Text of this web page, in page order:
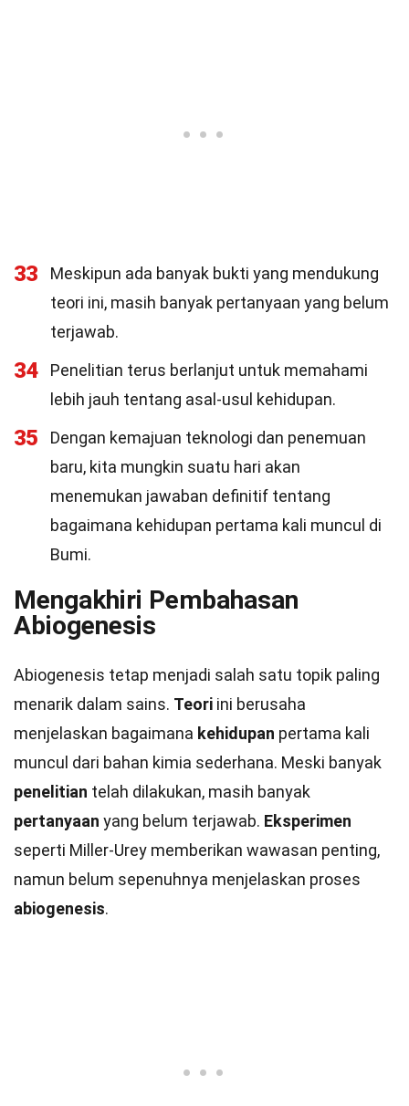
33
Meskipun ada banyak bukti yang mendukung
teori ini, masih banyak pertanyaan yang belum
terjawab.
34
Penelitian terus berlanjut untuk memahami
lebih jauh tentang asal-usul kehidupan.
35
Dengan kemajuan teknologi dan penemuan
baru, kita mungkin suatu hari akan
menemukan jawaban definitif tentang
bagaimana kehidupan pertama kali muncul di
Bumi.
Mengakhiri Pembahasan
Abiogenesis
Abiogenesis tetap menjadi salah satu topik paling
menarik dalam sains. Teori ini berusaha
menjelaskan bagaimana kehidupan pertama kali
muncul dari bahan kimia sederhana. Meski banyak
penelitian telah dilakukan, masih banyak
pertanyaan yang belum terjawab. Eksperimen
seperti Miller-Urey memberikan wawasan penting,
namun belum sepenuhnya menjelaskan proses
abiogenesis.